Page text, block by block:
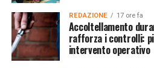
REDAZIONE 17 ore fa
Accoltellamento
rafforza i controlli:
intervento operativo